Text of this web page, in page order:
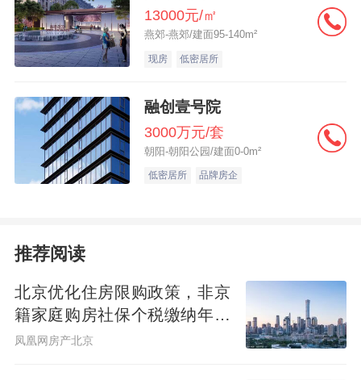
价低，成交一套房子赚的钱也少，而市区的
门店，成交一套房源，收入可以达到我们的
二三倍，但是付出的劳动是差不多的。”
对此，记者采访的中介公司的相关人士都没
有正面回应。而有业内人士告诉记者，多年
的传统暂时难以改变，正是由于一线城市的
早在2011年8月底，北京市发改委“为规范住
宅买卖经纪服务市场价格行为，降低住宅买
13000元/㎡
燕郊-燕郊/建面95-140m²
现房 低密居所
融创壹号院
3000万元/套
朝阳-朝阳公园/建面0-0m²
低密居所 品牌房企
推荐阅读
北京优化住房限购政策，非京
籍家庭购房社保个税缴纳年限
下调为一年
凤凰网房产北京